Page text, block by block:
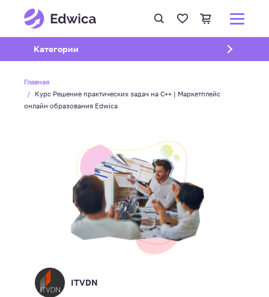
Открыть подменю
Категории
Главная
Курс Решение практических задач на C++ | Маркетплейс
онлайн образования Edwica
ITVDN